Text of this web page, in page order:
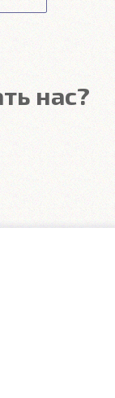
место
нас?